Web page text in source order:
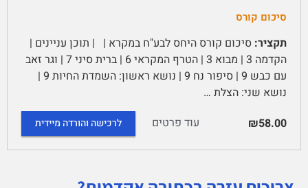
סיכום קורס
תקציר: סיכום קורס היחס לבע"ח במקרא | | תוכן עניינים |
הקדמה 3 | מבוא 3 | הטרף המקראי 6 | ברית סיני 7 | וגר זאב
עם כבש 9 | סיפור נח 9 | נושא ראשון: השמדת החיות 9 |
נושא שני: הצלת …
₪58.00
עוד פרטים לרכישה והורדה מיידית